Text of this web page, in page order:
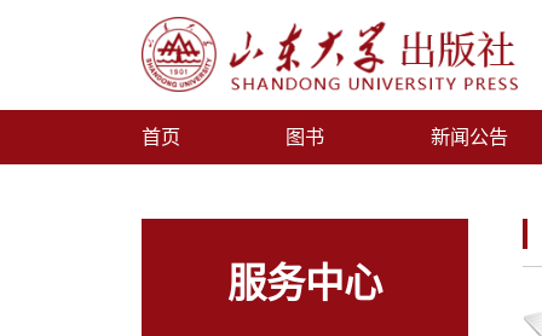
首页 图书 新闻公告
服务中心